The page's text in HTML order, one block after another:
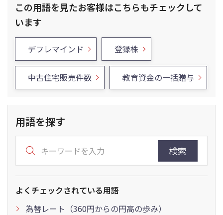
この用語を見たお客様はこちらもチェックして
います
デフレマインド 登録株
中古住宅販売件数 教育資金の一括贈与
用語を探す
検索
よくチェックされている用語
為替レート（360円からの円高の歩み）